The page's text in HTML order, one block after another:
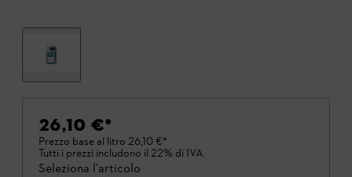
26,10 €*
Prezzo base al litro 26,10 €*
Tutti i prezzi includono il 22% di IVA.
Seleziona l'articolo